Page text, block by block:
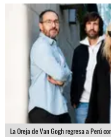
La Oreja de Van Gogh regresa a Perú